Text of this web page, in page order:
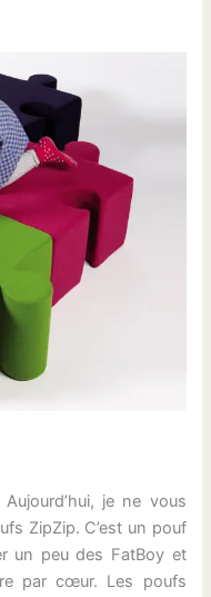
je ne vous
ZipZip. C’est un pouf
un peu des FatBoy et
par cœur. Les poufs